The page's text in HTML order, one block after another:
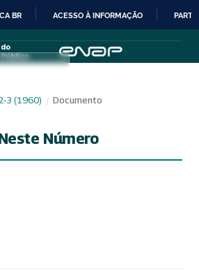
IR
PARA
CONTEÚDO
BR ACESSO À INFORMAÇÃO
3 (1960) / Documento
Número